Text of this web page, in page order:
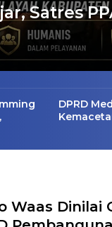
Satres
DPRD
Waas Dinilai